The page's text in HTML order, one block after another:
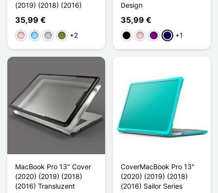
(2019) (2018) (2016)
35,99 €
PinkHellblauTransparent
Khaki+2
Design
35,99 €
Schwarz
PinkViolettMarineblau
+1
MacBook Pro 13" Cover
(2020) (2019) (2018)
(2016) Transluzent
CoverMacBook Pro 13"
(2020) (2019) (2018)
(2016) Sailor Series